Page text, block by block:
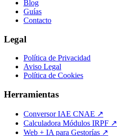
Blog
Guías
Contacto
Legal
Política de Privacidad
Aviso Legal
Política de Cookies
Herramientas
Conversor IAE CNAE ↗
Calculadora Módulos IRPF ↗
Web + IA para Gestorías ↗